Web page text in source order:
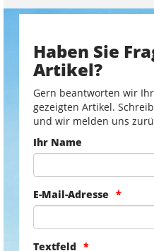
Haben Sie
Artikel?
Gern beantworten wir
gezeigten Artikel.
und wir melden uns
Ihr Name
E-Mail-Adresse
Textfeld